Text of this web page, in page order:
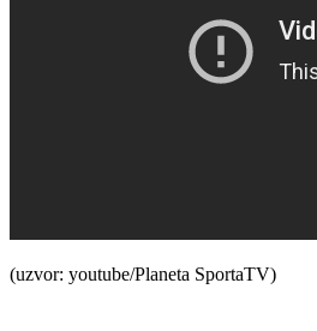
(uzvor: youtube/Planeta SportaTV)